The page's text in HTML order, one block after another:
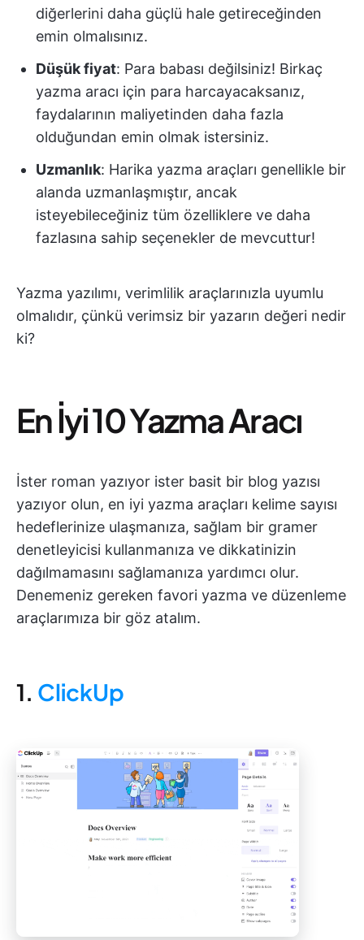
diğerlerini daha güçlü hale getireceğinden
emin olmalısınız.
Düşük fiyat: Para babası değilsiniz! Birkaç
yazma aracı için para harcayacaksanız,
faydalarının maliyetinden daha fazla
olduğundan emin olmak istersiniz.
Uzmanlık: Harika yazma araçları genellikle bir
alanda uzmanlaşmıştır, ancak
isteyebileceğiniz tüm özelliklere ve daha
fazlasına sahip seçenekler de mevcuttur!
Yazma yazılımı, verimlilik araçlarınızla uyumlu
olmalıdır, çünkü verimsiz bir yazarın değeri nedir
ki?
En İyi 10 Yazma Aracı
İster roman yazıyor ister basit bir blog yazısı
yazıyor olun, en iyi yazma araçları kelime sayısı
hedeflerinize ulaşmanıza, sağlam bir gramer
denetleyicisi kullanmanıza ve dikkatinizin
dağılmamasını sağlamanıza yardımcı olur.
Denemeniz gereken favori yazma ve düzenleme
araçlarımıza bir göz atalım.
1. ClickUp